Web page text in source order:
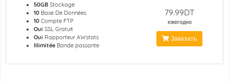
50GB Stockage
10 Base De Données
10 Compte FTP
Oui SSL Gratuit
Oui Rapporteur AWstats
Illimitée Bande passante
79.99DT
ежегодно
Заказать